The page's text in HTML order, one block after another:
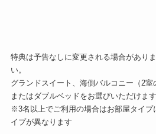
特典は予告なしに変更される場合があり
い。
グランドスイート、海側バルコニー（2
またはダブルベッドをお選びいただけます
※3名以上でご利用の場合はお部屋タイプ
イプが異なります